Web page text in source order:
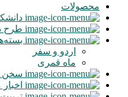
محصولات
طرح
اردو و سفر
ماه‌ قمری
سخن
اخبار